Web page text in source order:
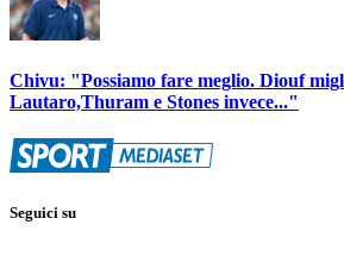
Chivu: "Possiamo fare meglio. Diouf
Lautaro,Thuram e Stones invece..."
Seguici su